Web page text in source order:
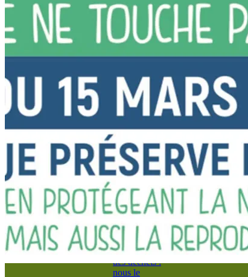
🔉 Présentation de
Coulommes
📸 Coulommes vu
polyvalente
⛱️ Les espaces
détente
🚌 Les transports
🚋 Le réseau
ℹ️ Annonces et
informations
🚮 Les déchets
🗑️ Covaltri :
Calendrier
2026
⚠️ Problème
de ramassage
des déchets :
nous le